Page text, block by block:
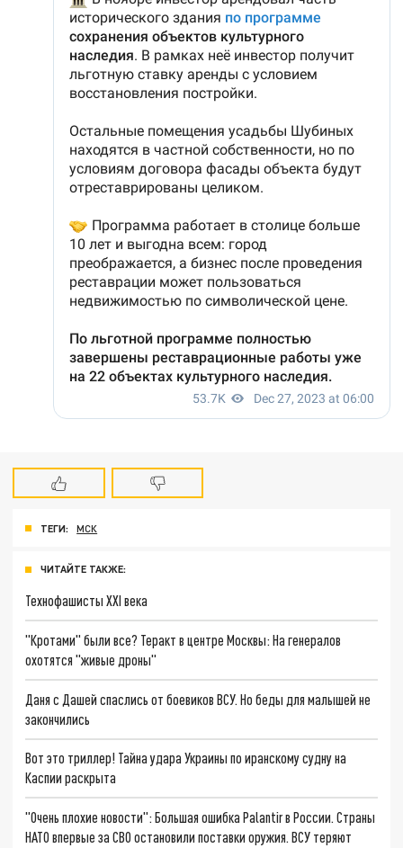
ТЕГИ: МСК
ЧИТАЙТЕ ТАКЖЕ:
Технофашисты XXI века
"Кротами" были все? Теракт в центре Москвы: На генералов
охотятся "живые дроны"
Даня с Дашей спаслись от боевиков ВСУ. Но беды для малышей не
закончились
Вот это триллер! Тайна удара Украины по иранскому судну на
Каспии раскрыта
"Очень плохие новости": Большая ошибка Palantir в России. Страны
НАТО впервые за СВО остановили поставки оружия. ВСУ теряют